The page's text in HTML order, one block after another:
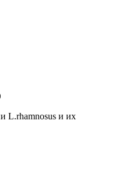
L.rhamnosus и их